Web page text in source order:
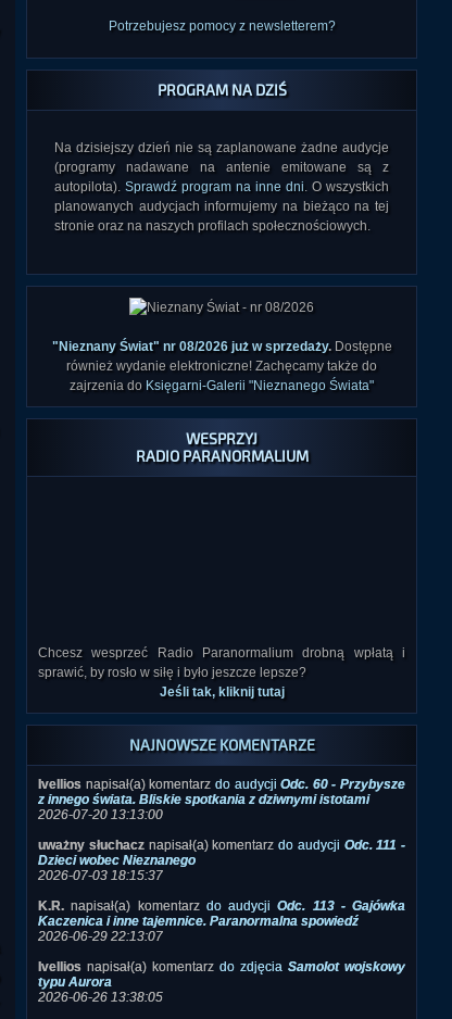
Potrzebujesz pomocy z newsletterem?
PROGRAM NA DZIŚ
Na dzisiejszy dzień nie są zaplanowane żadne audycje
(programy nadawane na antenie emitowane są z
autopilota). Sprawdź program na inne dni. O wszystkich
planowanych audycjach informujemy na bieżąco na tej
stronie oraz na naszych profilach społecznościowych.
"Nieznany Świat" nr 08/2026 już w sprzedaży.Dostępne
również wydanie elektroniczne! Zachęcamy także do
zajrzenia do Księgarni-Galerii "Nieznanego Świata"
WESPRZYJ
RADIO PARANORMALIUM
Chcesz wesprzeć Radio Paranormalium drobną wpłatą i
sprawić, by rosło w siłę i było jeszcze lepsze?
Jeśli tak, kliknij tutaj
NAJNOWSZE KOMENTARZE
Ivellios napisał(a) komentarz do audycjiOdc. 60 - Przybysze
z innego świata. Bliskie spotkania z dziwnymi istotami
2026-07-20 13:13:00
uważny słuchacznapisał(a) komentarz do audycji Odc. 111 -
Dzieci wobec Nieznanego
2026-07-03 18:15:37
K.R.napisał(a) komentarz do audycjiOdc. 113 - Gajówka
Kaczenica i inne tajemnice. Paranormalna spowiedź
2026-06-29 22:13:07
Ivellios napisał(a) komentarz do zdjęcia Samolot wojskowy
typu Aurora
2026-06-26 13:38:05